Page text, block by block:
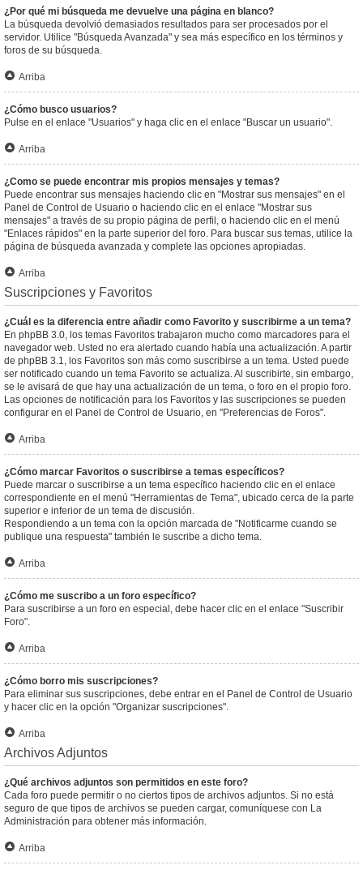
¿Por qué mi búsqueda me devuelve una página en blanco?
La búsqueda devolvió demasiados resultados para ser procesados por el
servidor. Utilice "Búsqueda Avanzada" y sea más específico en los términos y
foros de su búsqueda.
Arriba
¿Cómo busco usuarios?
Pulse en el enlace "Usuarios" y haga clic en el enlace "Buscar un usuario".
Arriba
¿Como se puede encontrar mis propios mensajes y temas?
Puede encontrar sus mensajes haciendo clic en "Mostrar sus mensajes" en el
Panel de Control de Usuario o haciendo clic en el enlace "Mostrar sus
mensajes" a través de su propio página de perfil, o haciendo clic en el menú
"Enlaces rápidos" en la parte superior del foro. Para buscar sus temas, utilice la
página de búsqueda avanzada y complete las opciones apropiadas.
Arriba
Suscripciones y Favoritos
¿Cuál es la diferencia entre añadir como Favorito y suscribirme a un tema?
En phpBB 3.0, los temas Favoritos trabajaron mucho como marcadores para el
navegador web. Usted no era alertado cuando había una actualización. A partir
de phpBB 3.1, los Favoritos son más como suscribirse a un tema. Usted puede
ser notificado cuando un tema Favorito se actualiza. Al suscribirte, sin embargo,
se le avisará de que hay una actualización de un tema, o foro en el propio foro.
Las opciones de notificación para los Favoritos y las suscripciones se pueden
configurar en el Panel de Control de Usuario, en "Preferencias de Foros".
Arriba
¿Cómo marcar Favoritos o suscribirse a temas específicos?
Puede marcar o suscribirse a un tema específico haciendo clic en el enlace
correspondiente en el menú "Herramientas de Tema", ubicado cerca de la parte
superior e inferior de un tema de discusión.
Respondiendo a un tema con la opción marcada de "Notificarme cuando se
publique una respuesta" también le suscribe a dicho tema.
Arriba
¿Cómo me suscribo a un foro específico?
Para suscribirse a un foro en especial, debe hacer clic en el enlace "Suscribir
Foro".
Arriba
¿Cómo borro mis suscripciones?
Para eliminar sus suscripciones, debe entrar en el Panel de Control de Usuario
y hacer clic en la opción "Organizar suscripciones".
Arriba
Archivos Adjuntos
¿Qué archivos adjuntos son permitidos en este foro?
Cada foro puede permitir o no ciertos tipos de archivos adjuntos. Si no está
seguro de que tipos de archivos se pueden cargar, comuníquese con La
Administración para obtener más información.
Arriba